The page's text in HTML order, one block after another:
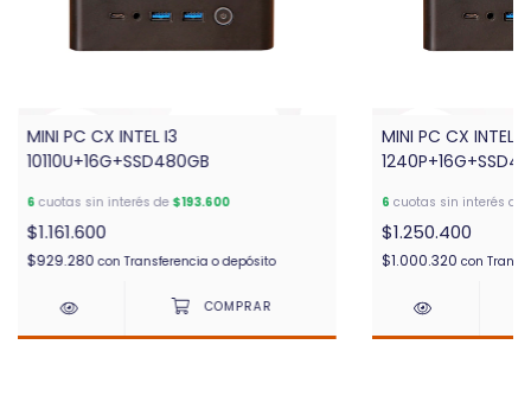
MINI PC CX INTEL I3
10110U+16G+SSD480GB
6 cuotas sin interés de $193.600
$1.161.600
$929.280con Transferencia o depósito
MINI PC CX INTEL I5
6 cuotas sin interés de
$1.250.400
$1.000.320 con